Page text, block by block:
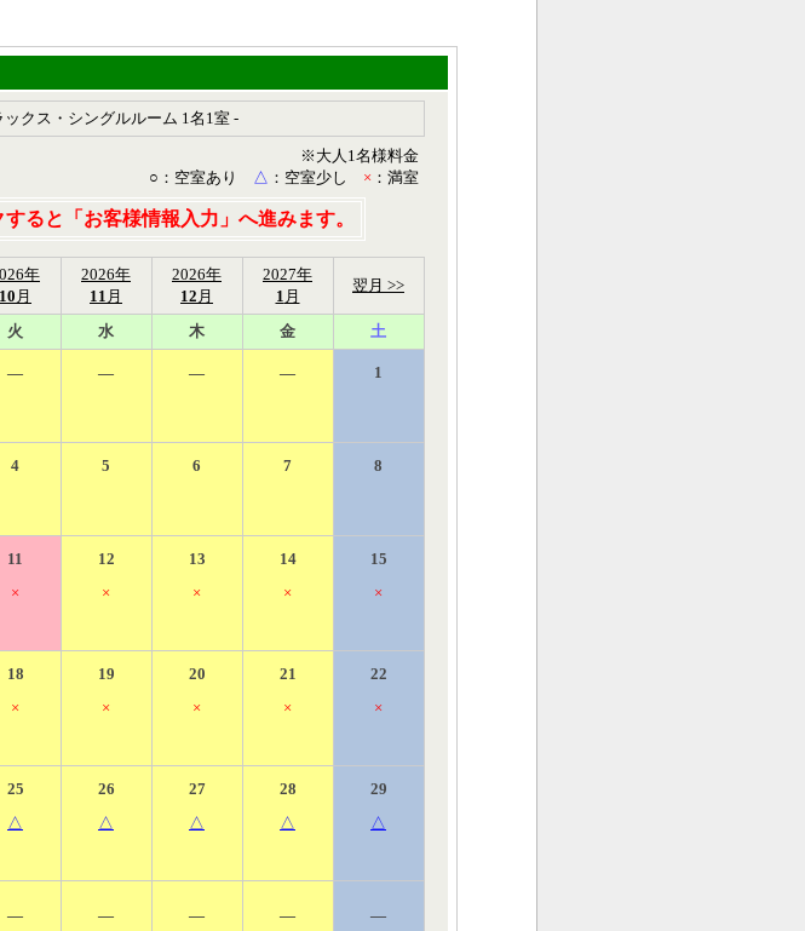
クス・シングルルーム 1名1室 -
※大人1名様料金
○ ：空室あり △ ：空室少し ×：満室
ると「お客様情報入力」へ進みます。
年
10 月
2026年
11 月
2026年
12 月
2027年
1 月
翌月 >>
火 水 木 金 土
― ― ― ― 1
4 5 6 7 8
11
×
12
×
13
×
14
×
15
×
18
×
19
×
20
×
21
×
22
×
25
△
26
△
27
△
28
△
29
△
― ― ― ― ―